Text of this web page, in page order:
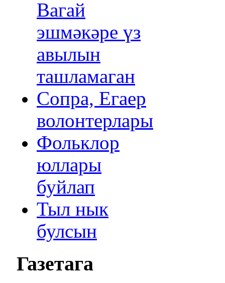
Вагай
эшмәкәре үз
авылын
ташламаган
Сопра, Егаер
волонтерлары
Фольклор
юллары
буйлап
Тыл нык
булсын
Газетага